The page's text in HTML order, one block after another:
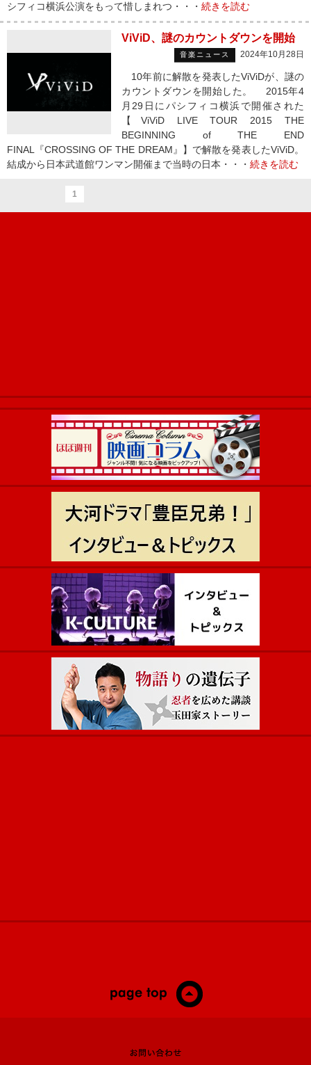
シフィコ横浜公演をもって惜しまれつ・・・ 続きを読む
ViViD、謎のカウントダウンを開始
音楽ニュース 2024年10月28日
10年前に解散を発表したViViDが、謎の
カウントダウンを開始した。 2015年4
月29日にパシフィコ横浜で開催された
【ViViD LIVE TOUR 2015 THE
BEGINNING of THE END
FINAL『CROSSING OF THE DREAM』】で解散を発表したViViD。
結成から日本武道館ワンマン開催まで当時の日本・・・ 続きを読む
1